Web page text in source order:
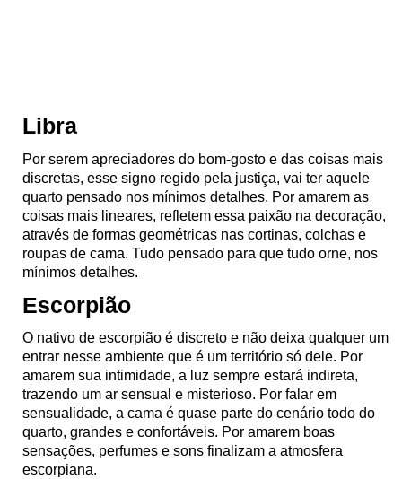
Libra
Por serem apreciadores do bom-gosto e das coisas mais
discretas, esse signo regido pela justiça, vai ter aquele
quarto pensado nos mínimos detalhes. Por amarem as
coisas mais lineares, refletem essa paixão na decoração,
através de formas geométricas nas cortinas, colchas e
roupas de cama. Tudo pensado para que tudo orne, nos
mínimos detalhes.
Escorpião
O nativo de escorpião é discreto e não deixa qualquer um
entrar nesse ambiente que é um território só dele. Por
amarem sua intimidade, a luz sempre estará indireta,
trazendo um ar sensual e misterioso. Por falar em
sensualidade, a cama é quase parte do cenário todo do
quarto, grandes e confortáveis. Por amarem boas
sensações, perfumes e sons finalizam a atmosfera
escorpiana.